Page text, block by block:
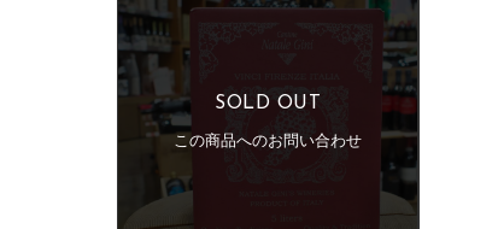
SOLD OUT
この商品へのお問い合わせ